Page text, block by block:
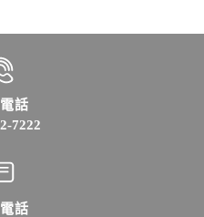
話
7222
話